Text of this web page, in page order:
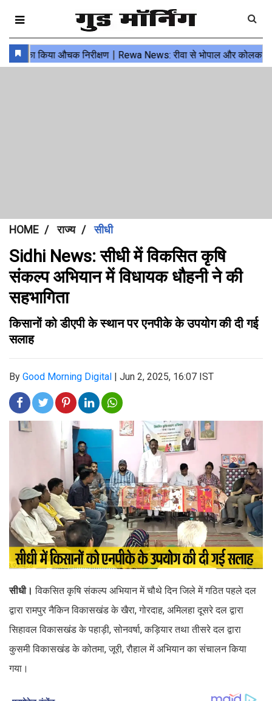
HOME राज्य सीधी
Sidhi News: सीधी में विकसित कृषि
संकल्प अभियान में विधायक धौहनी ने की
सहभागिता
किसानों को डीएपी के स्थान पर एनपीके के उपयोग की दी गई
सलाह
By Good Morning Digital | Jun 2, 2025, 16:07 IST
सीधी।विकसित कृषि संकल्प अभियान में चौथे दिन जिले में गठित पहले दल
द्वारा रामपुर नैकिन विकासखंड के खैरा, गोरदाह, अमिलहा दूसरे दल द्वारा
सिहावल विकासखंड के पहाड़ी, सोनवर्षा, कड़ियार तथा तीसरे दल द्वारा
कुसमी विकासखंड के कोतमा, जूरी, रौहाल में अभियान का संचालन किया
गया।